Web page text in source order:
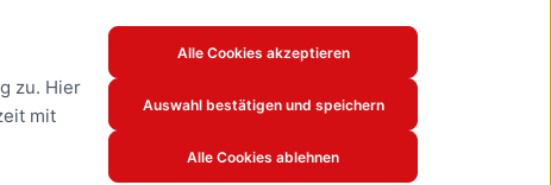
zu. Hier
mit
Alle Cookies akzeptieren
Auswahl bestätigen und speichern
Alle Cookies ablehnen